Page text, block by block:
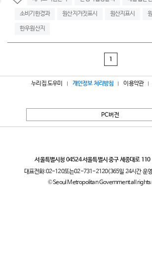
소비기한경과 원산지거짓표시 원산지표시
한우원산지
1
누리집 도우미 개인정보 처리방침 이용약관
PC버전
서울특별시청 04524 서울특별시 중구 세종대로 110
대표전화:02-120또는02-731-2120(365일 24시간 운
© Seoul Metropolitan Government all